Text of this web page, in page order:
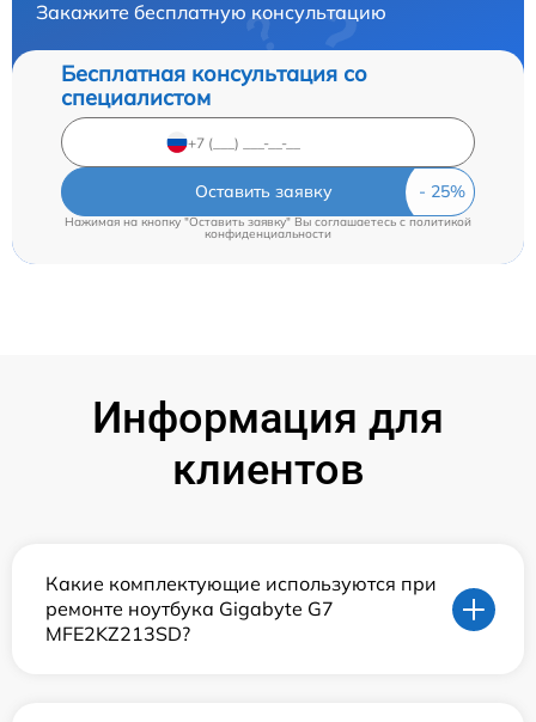
Закажите бесплатную консультацию
Бесплатная консультация со
специалистом
Оставить заявку
Нажимая на кнопку "Оставить заявку" Вы соглашаетесь c политикой
конфиденциальности
Информация для
клиентов
Какие комплектующие используются при
ремонте ноутбука Gigabyte G7
MFE2KZ213SD?